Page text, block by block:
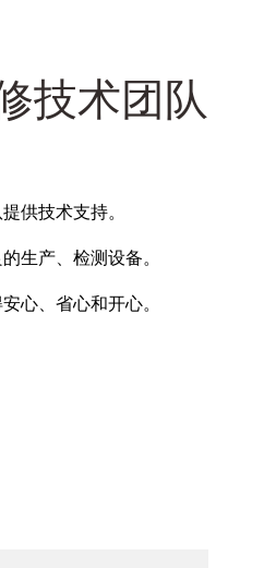
技术团队
供技术支持。
生产、检测设备。
心、省心和开心。